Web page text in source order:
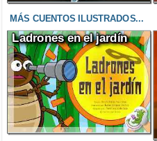
MÁS CUENTOS ILUSTRADOS...
Ladrones en el jardín